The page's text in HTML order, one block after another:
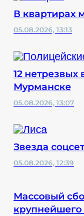
В квартирах
05.08.2026, 13:13
12 нетрезвых
Мурманске
05.08.2026, 13:07
Звезда
05.08.2026, 12:39
Массовый